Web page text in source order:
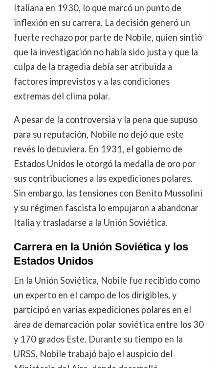
Italiana en 1930, lo que marcó un punto de
inflexión en su carrera. La decisión generó un
fuerte rechazo por parte de Nobile, quien sintió
que la investigación no había sido justa y que la
culpa de la tragedia debía ser atribuida a
factores imprevistos y a las condiciones
extremas del clima polar.
A pesar de la controversia y la pena que supuso
para su reputación, Nobile no dejó que este
revés lo detuviera. En 1931, el gobierno de
Estados Unidos le otorgó la medalla de oro por
sus contribuciones a las expediciones polares.
Sin embargo, las tensiones con Benito Mussolini
y su régimen fascista lo empujaron a abandonar
Italia y trasladarse a la Unión Soviética.
Carrera en la Unión Soviética y los
Estados Unidos
En la Unión Soviética, Nobile fue recibido como
un experto en el campo de los dirigibles, y
participó en varias expediciones polares en el
área de demarcación polar soviética entre los 30
y 170 grados Este. Durante su tiempo en la
URSS, Nobile trabajó bajo el auspicio del